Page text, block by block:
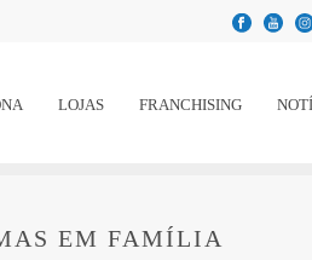
LOJAS FRANCHISING
EM FAMÍLIA